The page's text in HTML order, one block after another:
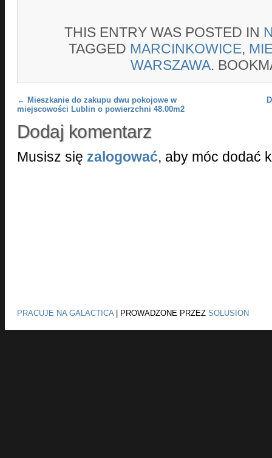
THIS ENTRY WAS POSTED IN
TAGGED MARCINKOWICE,
WARSZAWA.
Post navigation
← Mieszkanie do zakupu dwu pokojowe w
miejscowości Lublin o powierzchni 48.00m2
Dodaj komentarz
Musisz się zalogować, aby móc dodać
PRACUJE NA GALACTICA| PROWADZONE PRZEZ SOLUSION